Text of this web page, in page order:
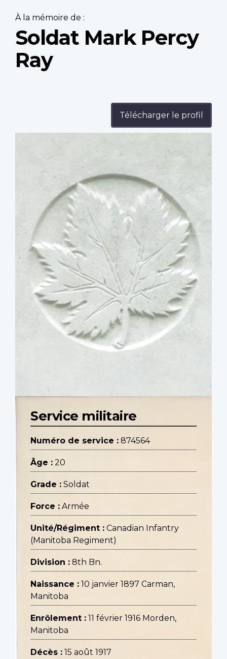
À la mémoire de :
Soldat Mark Percy
Ray
Télécharger le profil
Service militaire
Numéro de service : 874564
Âge : 20
Grade : Soldat
Force : Armée
Unité/Régiment : Canadian Infantry
(Manitoba Regiment)
Division : 8th Bn.
Naissance : 10 janvier 1897 Carman,
Manitoba
Enrôlement : 11 février 1916 Morden,
Manitoba
Décès : 15 août 1917